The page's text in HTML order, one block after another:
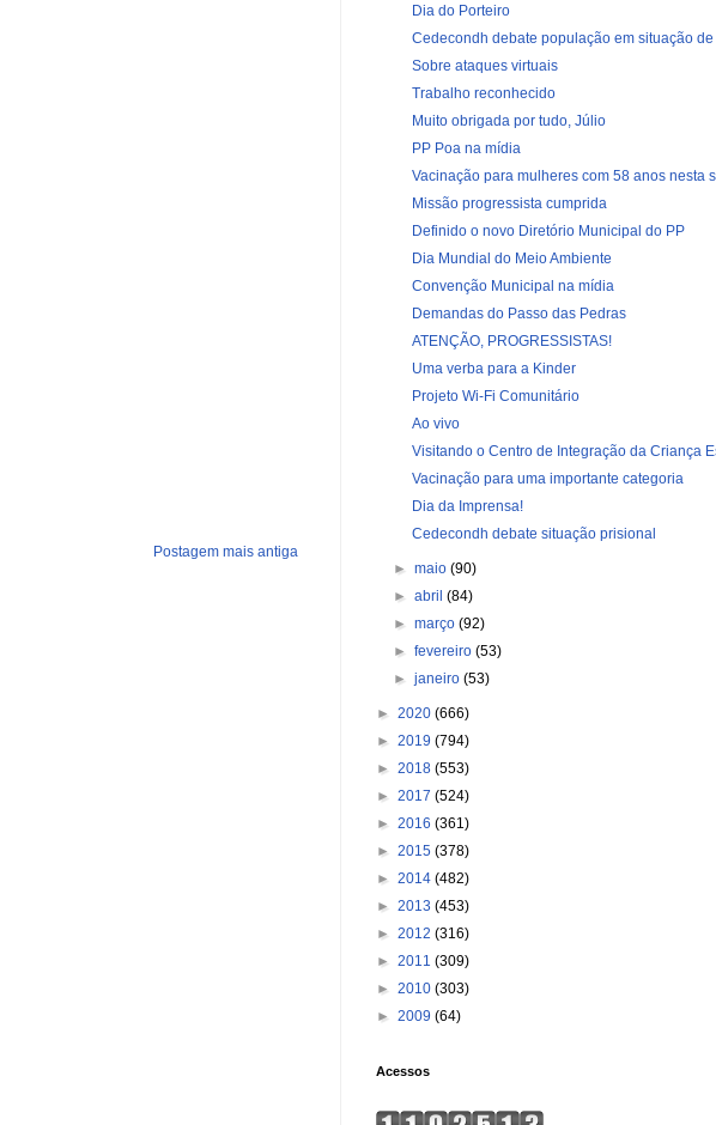
Postagem mais antiga
Dia do Porteiro
Cedecondh debate população em situação
Sobre ataques virtuais
Trabalho reconhecido
Muito obrigada por tudo, Júlio
PP Poa na mídia
Vacinação para mulheres com 58 anos nesta
Missão progressista cumprida
Definido o novo Diretório Municipal do PP
Dia Mundial do Meio Ambiente
Convenção Municipal na mídia
Demandas do Passo das Pedras
ATENÇÃO, PROGRESSISTAS!
Uma verba para a Kinder
Projeto Wi-Fi Comunitário
Ao vivo
Visitando o Centro de Integração da Criança
Vacinação para uma importante categoria
Dia da Imprensa!
Cedecondh debate situação prisional
►maio(90)
►abril(84)
►março(92)
►fevereiro(53)
►janeiro(53)
► 2020 (666)
► 2019 (794)
► 2018 (553)
► 2017 (524)
► 2016 (361)
► 2015 (378)
► 2014 (482)
► 2013 (453)
► 2012 (316)
► 2011 (309)
► 2010 (303)
► 2009 (64)
Acessos